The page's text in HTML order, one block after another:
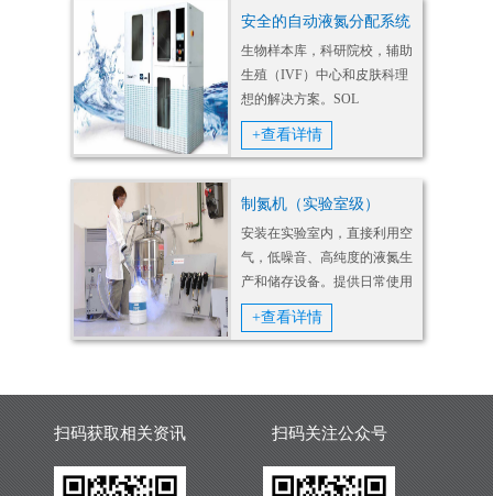
安全的自动液氮分配系统
生物样本库，科研院校，辅助
生殖（IVF）中心和皮肤科理
想的解决方案。SOL
Group1927年在意大利成立，
在生物技术和可再生能源生产
售医用气体和家庭护理服务。
+查看详情
制氮机（实验室级）
安装在实验室内，直接利用空
气，低噪音、高纯度的液氮生
产和储存设备。提供日常使用
的液氮。
+查看详情
扫码获取相关资讯 扫码关注公众号